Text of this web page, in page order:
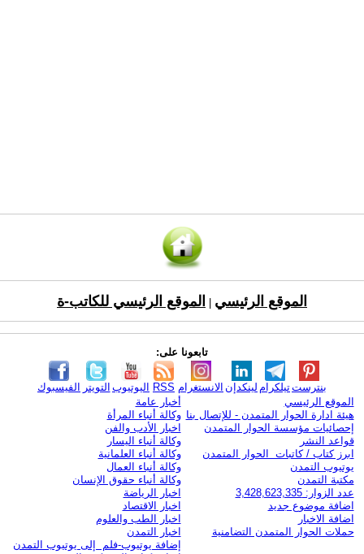
الموقع الرئيسي الموقع الرئيسي للكاتب-ة
تابعونا على:
الفيسبوك التويتر اليوتيوب RSS الانستغرام لينكدإن تيلكرامبنترست
الموقع الرئيسي
هيئة ادارة الحوار المتمدن - للإتصال بنا
إحصائيات مؤسسة الحوار المتمدن
قواعد النشر
ابرز كتاب / كاتبات الحوار المتمدن
يوتيوب التمدن
مكتبة التمدن
عدد الزوار: 3,428,623,335
اضافة موضوع جديد
اضافة الاخبار
حملات الحوار المتمدن التضامنية
أخبار عامة
وكالة أنباء المرأة
اخبار الأدب والفن
وكالة أنباء اليسار
وكالة أنباء العلمانية
وكالة أنباء العمال
وكالة أنباء حقوق الإنسان
اخبار الرياضة
اخبار الاقتصاد
اخبار الطب والعلوم
اخبار التمدن
إضافة يوتيوب-فلم إلى يوتيوب التمدن